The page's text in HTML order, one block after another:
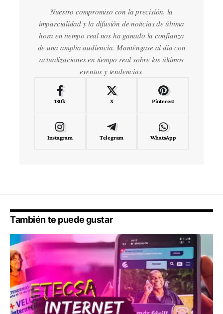
Nuestro compromiso con la precisión, la
imparcialidad y la difusión de noticias de última
hora en tiempo real nos ha ganado la confianza
de una amplia audiencia. Manténgase al día con
actualizaciones en tiempo real sobre los últimos
eventos y tendencias.
130k X Pinterest
Instagram Telegram WhatsApp
También te puede gustar